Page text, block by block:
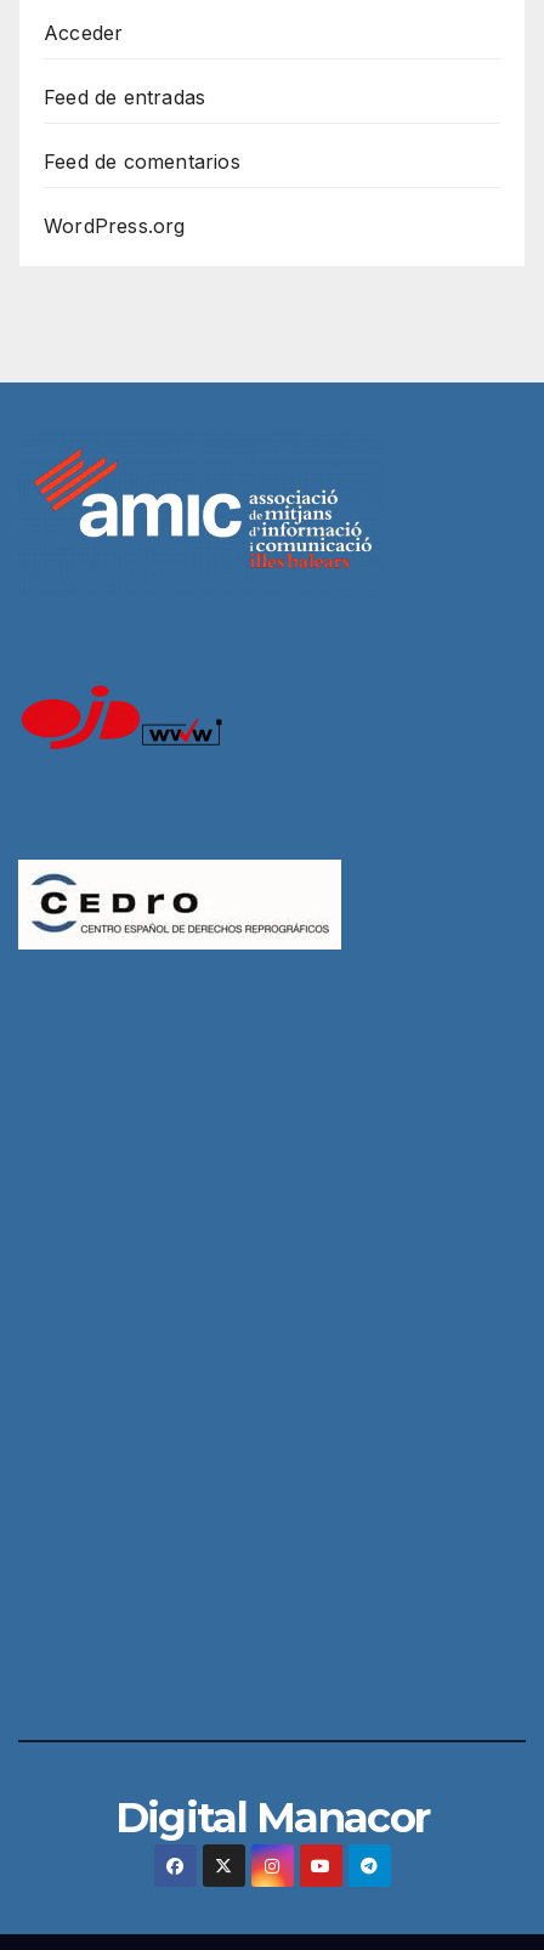
Acceder
Feed de entradas
Feed de comentarios
WordPress.org
Digital Manacor